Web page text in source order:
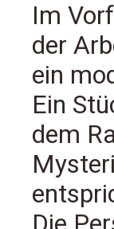
Im
der
ein
Ein
dem